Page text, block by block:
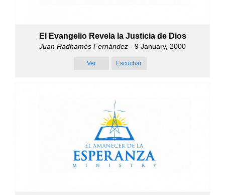
El Evangelio Revela la Justicia de Dios
Juan Radhamés Fernández - 9 January, 2000
Ver Escuchar